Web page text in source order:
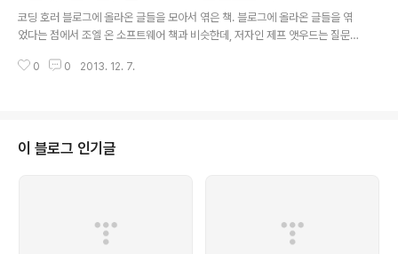
코딩 호러 블로그에 올라온 글들을 모아서 엮은 책. 블로그에 올라온 글들을 엮
었다는 점에서 조엘 온 소프트웨어 책과 비슷한데, 저자인 제프 앳우드는 질문/
속한 개발자들에게 유용한 보석같은 정보/지식 들이 듬뿍 담겨있어서 뭐 하나
디어가 정말로 탁월한 것인지 여부를 놓고 걱정하는 것이 아니라 실행 방법이
옳은 것인지 걱정해야 한다.- "아이디어가 아니라 팀을 가꿔라" 중에서 (p.8
0 0 2013. 12. 7.
이 블로그 인기글